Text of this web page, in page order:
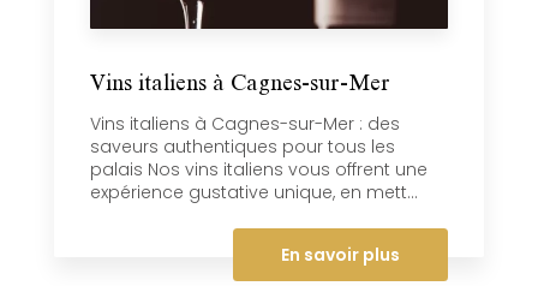
Vins italiens à Cagnes-sur-Mer
Vins italiens à Cagnes-sur-Mer : des
saveurs authentiques pour tous les
palais Nos vins italiens vous offrent une
expérience gustative unique, en mett...
En savoir plus